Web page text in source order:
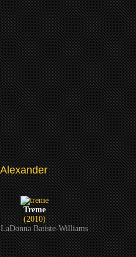
Treme
(2010)
LaDonna Batiste-Williams